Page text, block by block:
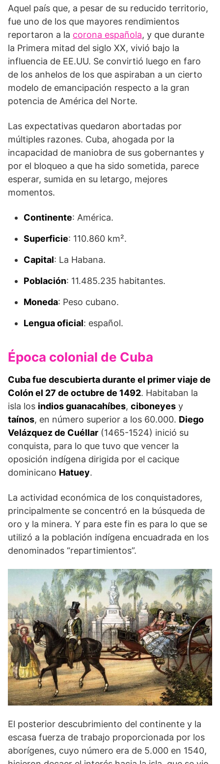
Aquel país que, a pesar de su reducido territorio,
fue uno de los que mayores rendimientos
reportaron a la corona española, y que durante
la Primera mitad del siglo XX, vivió bajo la
influencia de EE.UU. Se convirtió luego en faro
de los anhelos de los que aspiraban a un cierto
modelo de emancipación respecto a la gran
potencia de América del Norte.
Las expectativas quedaron abortadas por
múltiples razones. Cuba, ahogada por la
incapacidad de maniobra de sus gobernantes y
por el bloqueo a que ha sido sometida, parece
esperar, sumida en su letargo, mejores
momentos.
Continente: América.
Superficie: 110.860 km².
Capital: La Habana.
Población: 11.485.235 habitantes.
Moneda: Peso cubano.
Lengua oficial: español.
Época colonial de Cuba
Cuba fue descubierta durante el primer viaje de
Colón el 27 de octubre de 1492. Habitaban la
isla los indios guanacahíbes, ciboneyes y
taínos, en número superior a los 60.000. Diego
Velázquez de Cuéllar (1465-1524) inició su
conquista, para lo que tuvo que vencer la
oposición indígena dirigida por el cacique
dominicano Hatuey.
La actividad económica de los conquistadores,
principalmente se concentró en la búsqueda de
oro y la minera. Y para este fin es para lo que se
utilizó a la población indígena encuadrada en los
denominados “repartimientos”.
El posterior descubrimiento del continente y la
escasa fuerza de trabajo proporcionada por los
aborígenes, cuyo número era de 5.000 en 1540,